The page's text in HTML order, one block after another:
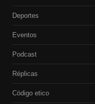
Deportes
Eventos
Podcast
Réplicas
Código etico